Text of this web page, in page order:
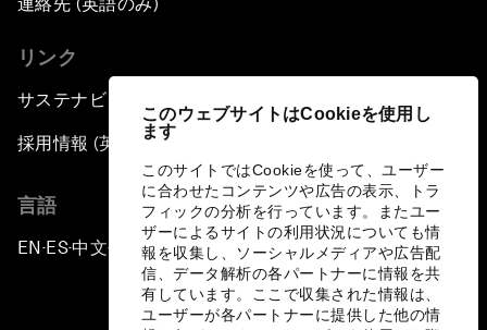
このウェブサイトはCookieを使用し
ます
このサイトではCookieを使って、ユーザー
に合わせたコンテンツや広告の表示、トラ
フィックの分析を行っています。またユー
ザーによるサイトの利用状況についても情
報を収集し、ソーシャルメディアや広告配
信、データ解析の各パートナーに情報を共
有しています。ここで収集された情報は、
ユーザーが各パートナーに提供した他の情
リンク
サステナビリティへの取り組み
採用情報 (英語のみ)
言語
EN ▪ES▪中文▪ 日本語